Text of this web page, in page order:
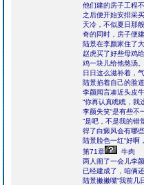
他们建的房子工程
之后便开始安排采
天冷，不似夏日那
奇的同时，房子便
陆景在李颜家住了
赵虎买了好些母鸡
鸡一块儿给他熬汤。
日日这么滋补着，
陆景掐着自己的脸
李颜闻言凑近头皮
“你再认真瞧瞧，我
李颜失笑“是有些不
“是吧，不是我的错
得了白癜风会有哪
陆景脸色一红“好啊
第71章
牛肉
两人闹了一会儿李
已经建成了，咱俩
陆景撇撇嘴“我前几